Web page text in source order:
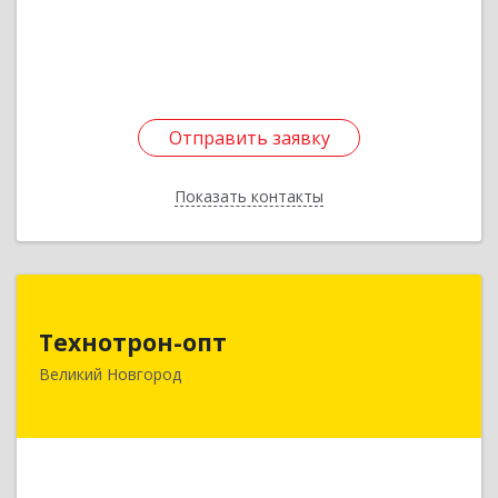
Отправить заявку
Показать контакты
Отправить заявку
Назад
Технотрон-опт
Великий Новгород
173003, Новгородская обл, Великий Новгород
Подробнее